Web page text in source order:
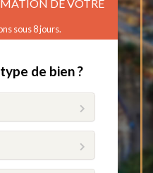
DE VOTRE
sous 8 jours.
de bien ?